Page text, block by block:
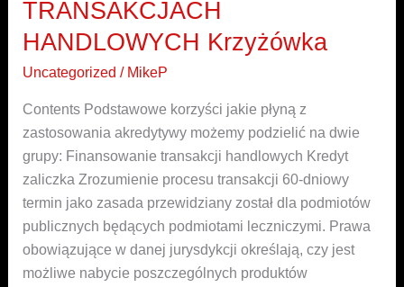
TRANSAKCJACH
HANDLOWYCH Krzyżówka
Uncategorized / MikeP
Contents Podstawowe korzyści jakie płyną z
zastosowania akredytywy możemy podzielić na dwie
grupy: Finansowanie transakcji handlowych Kredyt
zaliczka Zrozumienie procesu transakcji 60-dniowy
termin jako zasada przewidziany został dla podmiotów
publicznych będących podmiotami leczniczymi. Prawa
obowiązujące w danej jurysdykcji określają, czy jest
możliwe nabycie poszczególnych produktów
KTÓRA
W
TRANSAKCJACH